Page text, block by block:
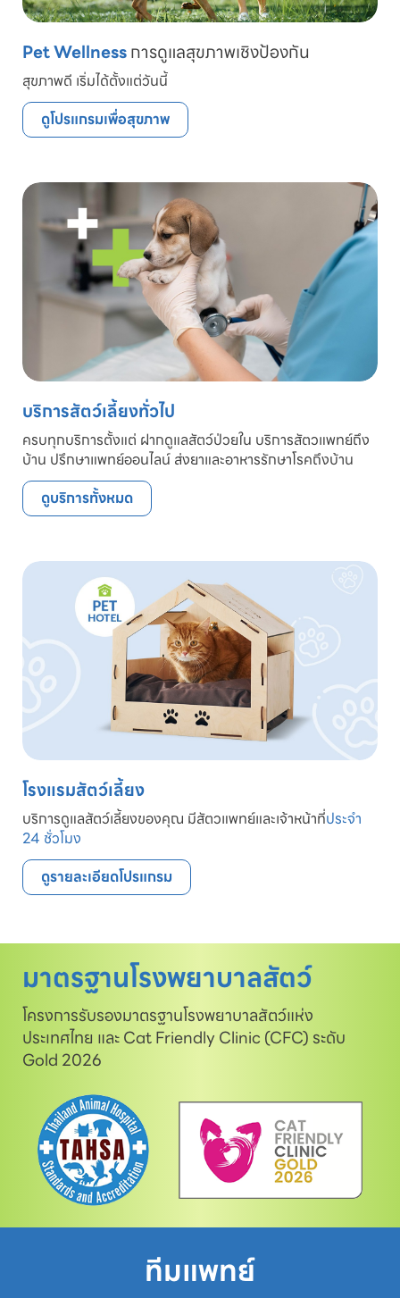
Pet Wellnessการดูแลสุขภาพเชิงป้องกัน
สุขภาพดี เริ่มได้ตั้งแต่วันนี้
ดูโปรแกรมเพื่อสุขภาพ
บริการสัตว์เลี้ยงทั่วไป
ครบทุกบริการตั้งแต่ ฝากดูแลสัตว์ป่วยใน บริการสัตวแพทย์ถึง
บ้าน ปรึกษาแพทย์ออนไลน์ ส่งยาและอาหารรักษาโรคถึงบ้าน
ดูบริการทั้งหมด
โรงแรมสัตว์เลี้ยง
บริการดูแลสัตว์เลี้ยงของคุณ มีสัตวแพทย์และเจ้าหน้าที่ประจำ
24 ชั่วโมง
ดูรายละเอียดโปรแกรม
มาตรฐานโรงพยาบาลสัตว์
โครงการรับรองมาตรฐานโรงพยาบาลสัตว์แห่ง
ประเทศไทย และ Cat Friendly Clinic (CFC) ระดับ
Gold 2026
ทีมแพทย์